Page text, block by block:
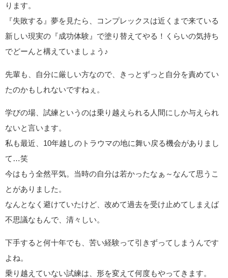
ります。
『失敗する』夢を見たら、コンプレックスは近くまで来ている
新しい現実の『成功体験』で塗り替えてやる！くらいの気持ち
でどーんと構えていましょう♪
先輩も、自分に厳しい方なので、きっとずっと自分を責めてい
たのかもしれないですねぇ。
学びの場、試練というのは乗り越えられる人間にしか与えられ
ないと言います。
私も最近、10年越しのトラウマの地に舞い戻る機会がありまし
て…笑
今はもう全然平気。当時の自分は若かったなぁ～なんて思うこ
とがありました。
なんとなく避けていたけど、改めて過去を受け止めてしまえば
不思議なもんで、清々しい。
下手すると何十年でも、苦い経験って引きずってしまうんです
よね。
乗り越えていない試練は、形を変えて何度もやってきます。